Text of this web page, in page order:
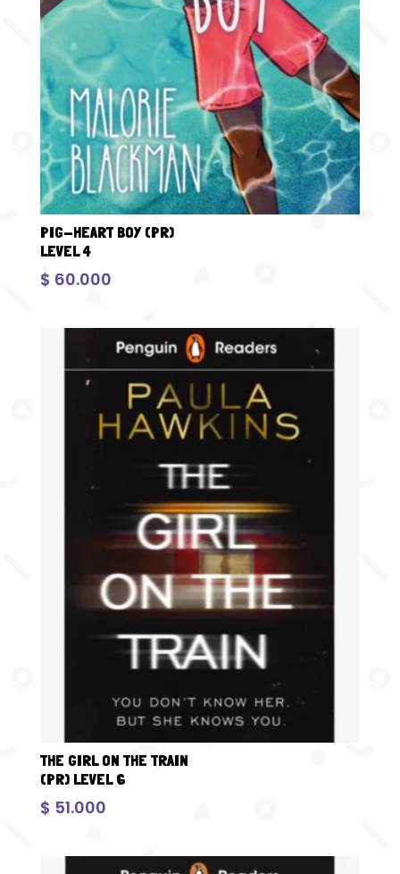
PIG-HEART BOY (PR)
LEVEL 4
$ 60.000
THE GIRL ON THE TRAIN
(PR) LEVEL 6
$ 51.000